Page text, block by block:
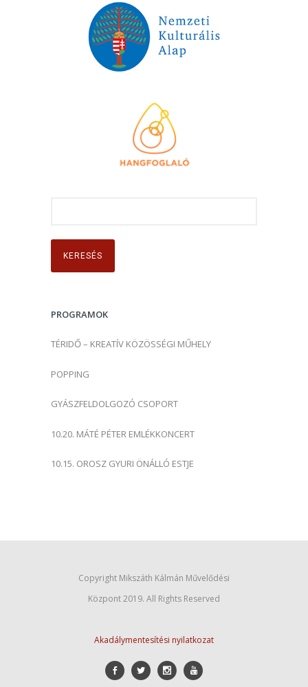
r
s
:PROGRAMOK
TÉRIDŐ – KREATÍV KÖZÖSSÉGI MŰHELY
POPPING
GYÁSZFELDOLGOZÓ CSOPORT
10.20. MÁTÉ PÉTER EMLÉKKONCERT
10.15. OROSZ GYURI ÖNÁLLÓ ESTJE
Copyright Mikszáth Kálmán Művelődési
Központ 2019. All Rights Reserved
Akadálymentesítési nyilatkozat